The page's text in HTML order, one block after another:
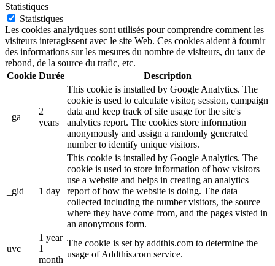
Statistiques
Statistiques
Les cookies analytiques sont utilisés pour comprendre comment les
visiteurs interagissent avec le site Web. Ces cookies aident à fournir
des informations sur les mesures du nombre de visiteurs, du taux de
rebond, de la source du trafic, etc.
Cookie Durée Description
_ga
2
years
This cookie is installed by Google Analytics. The
cookie is used to calculate visitor, session, campaign
data and keep track of site usage for the site's
analytics report. The cookies store information
anonymously and assign a randomly generated
number to identify unique visitors.
_gid 1 day
This cookie is installed by Google Analytics. The
cookie is used to store information of how visitors
use a website and helps in creating an analytics
report of how the website is doing. The data
collected including the number visitors, the source
where they have come from, and the pages visted in
an anonymous form.
uvc
1 year
1
month
The cookie is set by addthis.com to determine the
usage of Addthis.com service.